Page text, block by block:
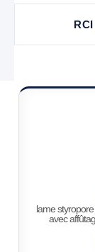
RCI
lame
avec